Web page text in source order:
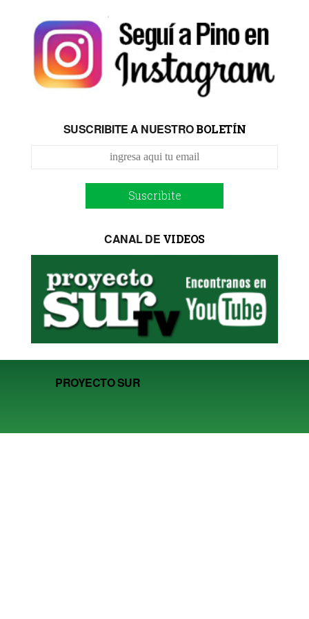
SUSCRIBITE A NUESTROBOLETÍN
Suscribite
CANAL DE VIDEOS
PROYECTO SUR